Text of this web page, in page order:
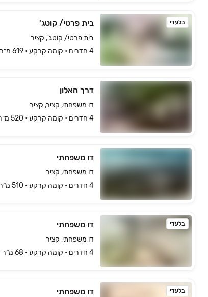
בלעדי בית פרטי/ קוטג'
בית פרטי/ קוטג', קציר
4 חדרים • קומה ‎קרקע‏ • 619 מ״ר
דרך האלון
דו משפחתי, קציר, קציר
4 חדרים • קומה ‎קרקע‏ • 520 מ״ר
דו משפחתי
דו משפחתי, קציר
4 חדרים • קומה ‎קרקע‏ • 510 מ״ר
בלעדי דו משפחתי
דו משפחתי, קציר
4 חדרים • קומה ‎קרקע‏ • 68 מ״ר
בלעדי דו משפחתי